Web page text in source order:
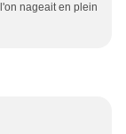
nageait en plein